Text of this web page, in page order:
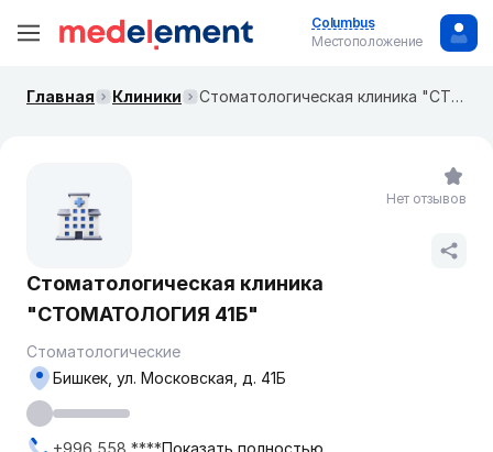
Columbus
Местоположение
Главная Клиники ​Стоматологическая клиника "СТОМАТОЛОГИЯ 41Б"
​Стоматологическая клиника
"СТОМАТОЛОГИЯ 41Б"
Стоматологические
Бишкек, ​ул. Московская, д. 41Б
+996 558 ****Показать полностью
Нет отзывов